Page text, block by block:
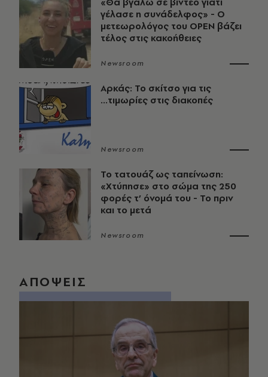
γέλασε η συνάδελφος» - Ο
μετεωρολόγος του OPEN βάζει
τέλος στις κακοήθειες
Newsroom
Αρκάς: Το σκίτσο για τις
...τιμωρίες στις διακοπές
Newsroom
Το τατουάζ ως ταπείνωση:
«Χτύπησε» στο σώμα της 250
φορές τ’ όνομά του - Το πριν
και το μετά
Newsroom
ΑΠΟΨΕΙΣ